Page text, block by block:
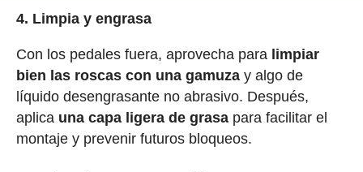
4. Limpia y engrasa
Con los pedales fuera, aprovecha paralimpiar
bien las roscas con una gamuzay algo de
líquido desengrasante no abrasivo. Después,
aplicauna capa ligera de grasapara facilitar el
montaje y prevenir futuros bloqueos.